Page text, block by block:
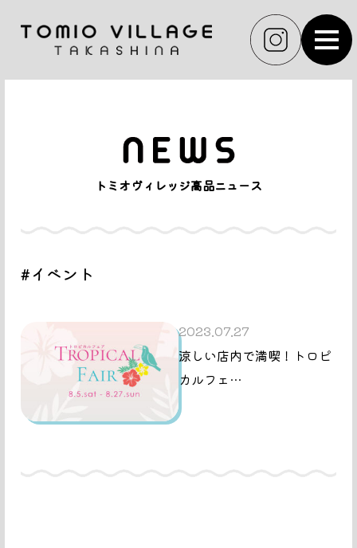
トミオヴィレッジ高品ニュース
#イベント
2023.07.27
涼しい店内で満喫！トロピ
カルフェ…